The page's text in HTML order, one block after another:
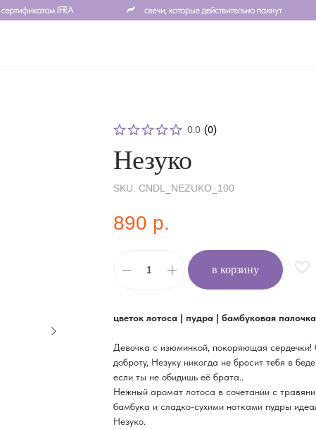
0.0 (0)
Незуко
SKU: CNDL_NEZUKO_100
890 р.
в корзину
цветок лотоса | пудра | бамбуковая палочка
Девочка с изюминкой, покоряющая сердечки!
доброту, Незуку никогда не бросит тебя в
если ты не обидишь её брата..
Нежный аромат лотоса в сочетании с
бамбука и сладко-сухими нотками пудры
Незуко.